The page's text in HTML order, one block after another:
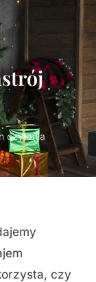
czytania
czy